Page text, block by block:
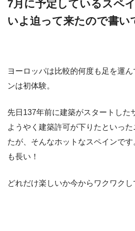
7月に予定しているスペ
いよ迫って来たので書い
ヨーロッパは比較的何度も足を運
ンは初体験。
先日137年前に建築がスタートした
ようやく建築許可が下りたといっ
たが、そんなホットなスペインで
も長い！
どれだけ楽しいか今からワクワク